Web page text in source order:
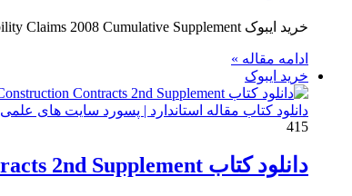
خرید ایبوک Construction Scheduling Preparation Liability Claims 2008 Cumulative Supplement برای دانلود ایبوک Construction Scheduling Preparation Liability Claims 2008 Cumulative…
ادامه مقاله »
خرید ایبوک
دانلود کتاب مقاله استاندارد | پسورد سایت های علمی
415
دانلود کتاب Keating On Construction Contracts 2nd Supplement